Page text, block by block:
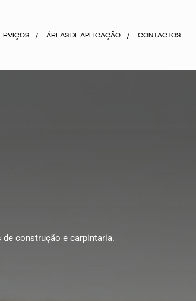
ÁREAS DE APLICAÇÃO CONTACTOS
de construção e carpintaria.